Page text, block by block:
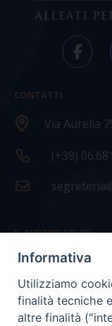
CONTATTI
Via Aurelia
(+39)
IL CENTRO STUDI
La nostra storia
Statuto
Presidenza e
Informativa
Utilizziamo
finalità tecniche
altre finalità